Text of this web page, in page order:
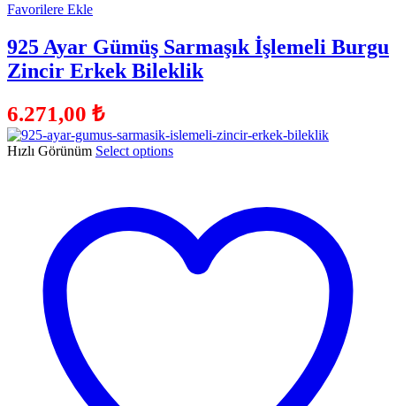
Favorilere Ekle
925 Ayar Gümüş Sarmaşık İşlemeli Burgu
Zincir Erkek Bileklik
6.271,00 ₺
Hızlı Görünüm Select options